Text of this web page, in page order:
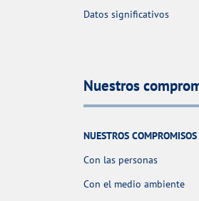
Datos significativos
Nuestros
NUESTROS COMPROMISOS
Con las personas
Con el medio ambiente